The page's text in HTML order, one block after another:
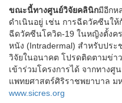
ขณะนี้ทางศูนย์วิจัยคลินิกมีอีกห
ดำเนินอยู่ เช่น การฉีดวัคซีนใ
ฉีดวัคซีนโควิด-19 ในหญิงตั้งค
หนัง (Intradermal) สำหรับประ
วิจัยในอนาคต โปรดติดตามข่
เข้าร่วมโครงการได้ จากทางศู
แพทยศาสตร์ศิริราชพยาบาล ม
www.sicres.org